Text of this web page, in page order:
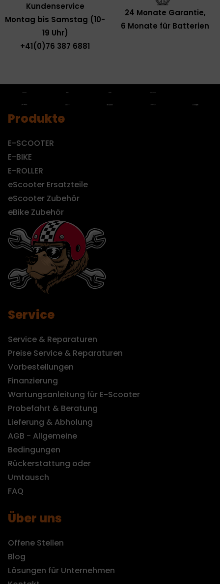
Kundenservice
Montag bis Samstag (10-
19 Uhr)
+41(0)76 387 6881
24 Monate Garantie,
6 Monate für Batterien
Produkte
E-SCOOTER
E-BIKE
E-ROLLER
eScooter Ersatzteile
eScooter Zubehör
eBike Zubehör
Service
Service & Reparaturen
Preise Service & Reparaturen
Vorbestellungen
Finanzierung
Wartungsanleitung für E-Scooter
Probefahrt & Beratung
Lieferung & Abholung
AGB - Allgemeine
Bedingungen
Rückerstattung oder
Umtausch
FAQ
Über uns
Offene Stellen
Blog
Lösungen für Unternehmen